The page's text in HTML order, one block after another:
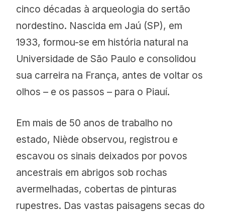
cinco décadas à arqueologia do sertão
nordestino. Nascida em Jaú (SP), em
1933, formou-se em história natural na
Universidade de São Paulo e consolidou
sua carreira na França, antes de voltar os
olhos – e os passos – para o Piauí.
Em mais de 50 anos de trabalho no
estado, Niède observou, registrou e
escavou os sinais deixados por povos
ancestrais em abrigos sob rochas
avermelhadas, cobertas de pinturas
rupestres. Das vastas paisagens secas do